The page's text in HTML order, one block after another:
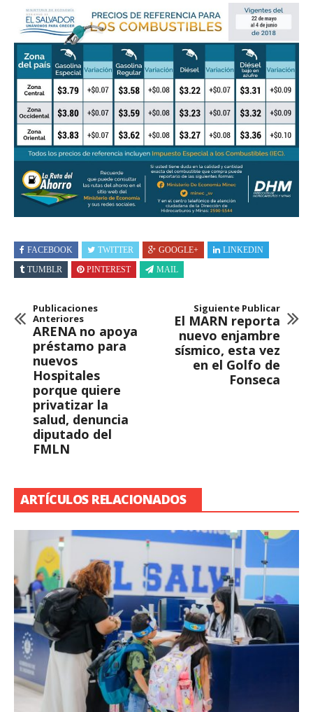
FACEBOOK TWITTER GOOGLE+
LINKEDIN
TUMBLR
PINTEREST MAIL
Publicaciones
Anteriores
ARENA no apoya
préstamo para
nuevos
Hospitales
porque quiere
privatizar la
salud, denuncia
diputado del
FMLN
Siguiente Publicar
El MARN reporta
nuevo enjambre
sísmico, esta vez
en el Golfo de
Fonseca
ARTÍCULOS RELACIONADOS